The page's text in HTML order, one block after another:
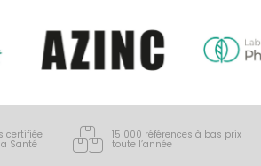
certifiée
Santé
15 000 références à bas prix
toute l’année